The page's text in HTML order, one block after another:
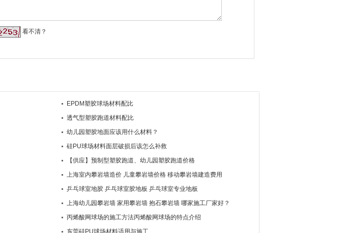
看不清？
EPDM塑胶球场材料配比
透气型塑胶跑道材料配比
幼儿园塑胶地面应该用什么材料？
硅PU球场材料面层破损后该怎么补救
【供应】预制型塑胶跑道、幼儿园塑胶跑道价格
上海室内攀岩墙造价 儿童攀岩墙价格 移动攀岩墙建造费用
乒乓球室地胶 乒乓球室胶地板 乒乓球室专业地板
上海幼儿园攀岩墙 家用攀岩墙 抱石攀岩墙 哪家施工厂家好？
丙烯酸网球场的施工方法丙烯酸网球场的特点介绍
东莞硅PU球场材料适用与施工